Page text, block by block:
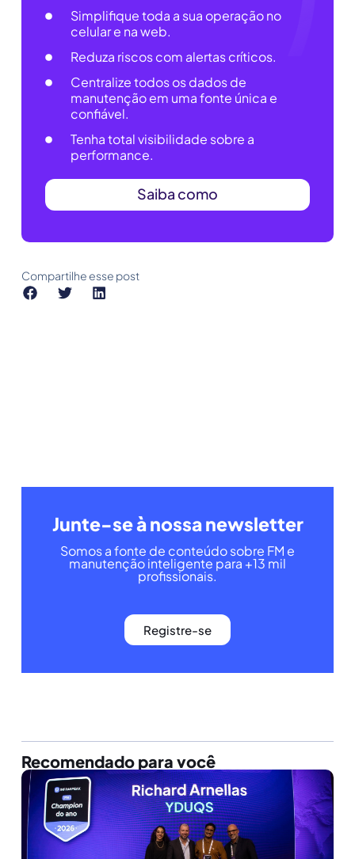
Simplifique toda a sua operação no
celular e na web.
Reduza riscos com alertas críticos.
Centralize todos os dados de
manutenção em uma fonte única e
confiável.
Tenha total visibilidade sobre a
performance.
Saiba como
Compartilhe esse post
Junte-se à nossa newsletter
Somos a fonte de conteúdo sobre FM e
manutenção inteligente para +13 mil
profissionais.
Registre-se
Recomendado para você